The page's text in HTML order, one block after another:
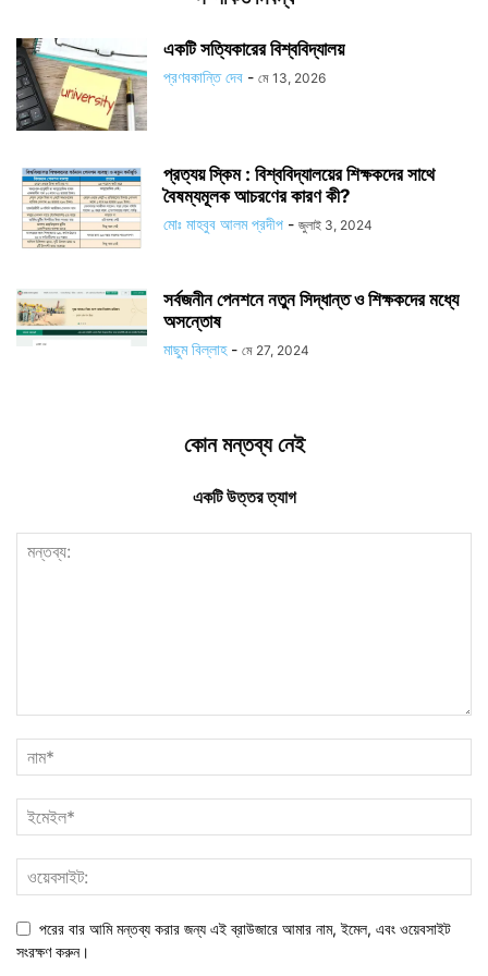
একটি সত্যিকারের বিশ্ববিদ্যালয়
প্রণবকান্তি দেব - মে 13, 2026
প্রত্যয় স্কিম : বিশ্ববিদ্যালয়ের শিক্ষকদের সাথে
বৈষম্যমূলক আচরণের কারণ কী?
মোঃ মাহবুব আলম প্রদীপ - জুলাই 3, 2024
সর্বজনীন পেনশনে নতুন সিদ্ধান্ত ও শিক্ষকদের মধ্যে
অসন্তোষ
মাছুম বিল্লাহ - মে 27, 2024
কোন মন্তব্য নেই
একটি উত্তর ত্যাগ
পরের বার আমি মন্তব্য করার জন্য এই ব্রাউজারে আমার নাম, ইমেল, এবং ওয়েবসাইট
সংরক্ষণ করুন।